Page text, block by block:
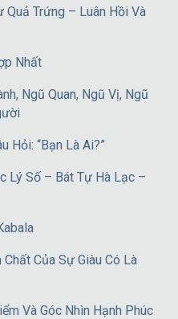
Quả Trứng – Luân Hồi Và
Nhất
Ngũ Quan, Ngũ Vị, Ngũ
Hỏi: “Bạn Là Ai?”
Lý Số – Bát Tự Hà Lạc –
Của Sự Giàu Có Là
Và Góc Nhìn Hạnh Phúc